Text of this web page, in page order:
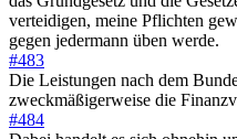
verteidigen, meine Pflichten
gegen jedermann üben werde.
#483
Die Leistungen nach dem
zweckmäßigerweise die
#484